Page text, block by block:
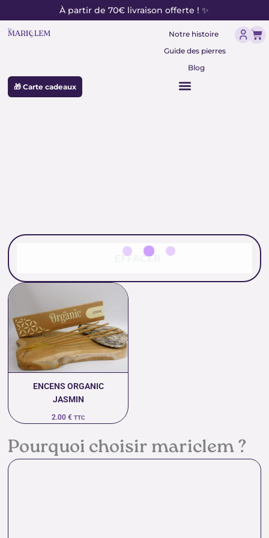
au
contenu
À partir de 70€ livraison offerte ! ✨
Notre histoire
Guide des pierres
Blog
🎁 Carte cadeaux
EFFACER
ENCENS ORGANIC
JASMIN
2.00 € TTC
Pourquoi choisir mariclem ?